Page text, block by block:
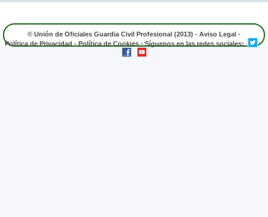
© Unión de Oficiales Guardia Civil Profesional (2013) - Aviso Legal -
Política de Privacidad - Política de Cookies - Síguenos en las redes sociales: